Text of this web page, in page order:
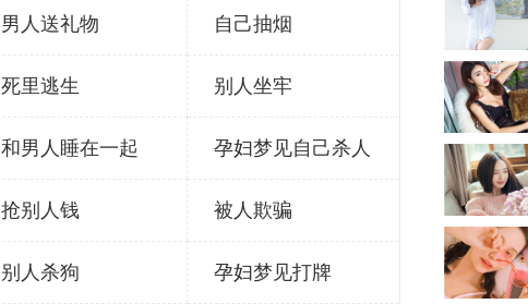
男人送礼物 自己抽烟
死里逃生 别人坐牢
和男人睡在一起 孕妇梦见自己杀人
抢别人钱 被人欺骗
别人杀狗 孕妇梦见打牌